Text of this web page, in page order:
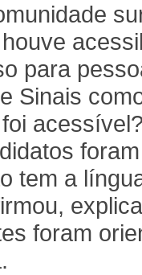
para
Sinais
tem a
foram